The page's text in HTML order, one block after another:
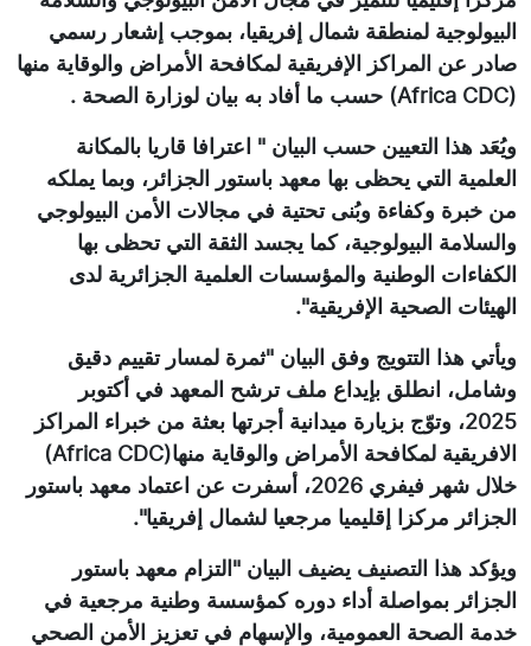
البيولوجية لمنطقة شمال إفريقيا، بموجب إشعار رسمي
صادر عن المراكز الإفريقية لمكافحة الأمراض والوقاية منها
(Africa CDC) حسب ما أفاد به بيان لوزارة الصحة .
ويُعَد هذا التعيين حسب البيان " اعترافا قاريا بالمكانة
العلمية التي يحظى بها معهد باستور الجزائر، وبما يملكه
من خبرة وكفاءة وبُنى تحتية في مجالات الأمن البيولوجي
والسلامة البيولوجية، كما يجسد الثقة التي تحظى بها
الكفاءات الوطنية والمؤسسات العلمية الجزائرية لدى
الهيئات الصحية الإفريقية".
ويأتي هذا التتويج وفق البيان "ثمرة لمسار تقييم دقيق
وشامل، انطلق بإيداع ملف ترشح المعهد في أكتوبر
2025، وتوّج بزيارة ميدانية أجرتها بعثة من خبراء المراكز
الافريقية لمكافحة الأمراض والوقاية منها(Africa CDC)
خلال شهر فيفري 2026، أسفرت عن اعتماد معهد باستور
الجزائر مركزا إقليميا مرجعيا لشمال إفريقيا".
ويؤكد هذا التصنيف يضيف البيان "التزام معهد باستور
الجزائر بمواصلة أداء دوره كمؤسسة وطنية مرجعية في
خدمة الصحة العمومية، والإسهام في تعزيز الأمن الصحي